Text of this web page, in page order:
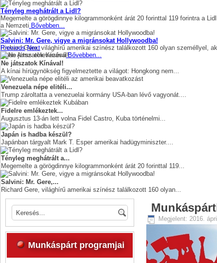
Tényleg meghátrált a Lidl?
Megemelte a görögdinnye kilogrammonként árát 20 forinttal 119 forintra a
a Nemzeti Bővebben...
Salvini: Mr. Gere, vigye a migránsokat Hollywoodba!
Richard Gere, világhírű amerikai színész találkozott 160 olyan személlyel,
Open Arms elnevezésű Bővebben...
Previous Next
Ne játszatok Kínával!
A kínai hírügynökség figyelmeztette a világot: Hongkong nem...
Venezuela népe elitéli...
Trump zároltatta a venezuelai kormány USA-ban lévő vagyonát....
Fidelre emlékeztek...
Augusztus 13-án lett volna Fidel Castro, Kuba történelmi...
Japán is hadba készül?
Japánban tárgyalt Mark T. Esper amerikai hadügyminiszter....
Tényleg meghátrált a...
Megemelte a görögdinnye kilogrammonként árát 20 forinttal 119...
Salvini: Mr. Gere,...
Richard Gere, világhírű amerikai színész találkozott 160 olyan...
Munkáspárt programjai
Megjelent: 2016.